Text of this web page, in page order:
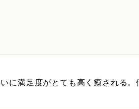
に満足度がとても高く癒される